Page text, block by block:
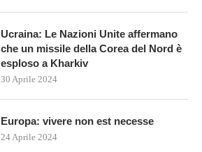
Ucraina: Le Nazioni Unite affermano
che un missile della Corea del Nord è
esploso a Kharkiv
30 Aprile 2024
Europa: vivere non est necesse
24 Aprile 2024